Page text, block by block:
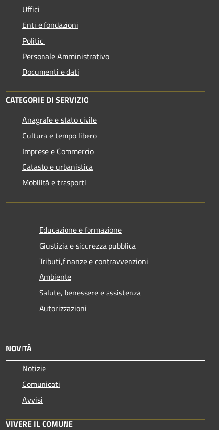
Uffici
Enti e fondazioni
Politici
Personale Amministrativo
Documenti e dati
CATEGORIE DI SERVIZIO
Anagrafe e stato civile
Cultura e tempo libero
Imprese e Commercio
Catasto e urbanistica
Mobilità e trasporti
Educazione e formazione
Giustizia e sicurezza pubblica
Tributi,finanze e contravvenzioni
Ambiente
Salute, benessere e assistenza
Autorizzazioni
NOVITÀ
Notizie
Comunicati
Avvisi
VIVERE IL COMUNE